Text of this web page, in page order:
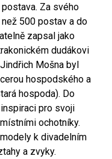
Za svého
500 postav a do
zapsal jako
dudákovi
Mošna byl
hospodského a
hospoda). Do
pro svoji
ochotníky.
k divadelním
a zvyky.